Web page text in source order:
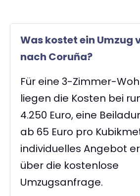
Was kostet ein Umzug
nach Coruña?
Für eine 3-Zimmer-
liegen die Kosten bei
4.250 Euro, eine
ab 65 Euro pro
individuelles Angebot
über die kostenlose
Umzugsanfrage.